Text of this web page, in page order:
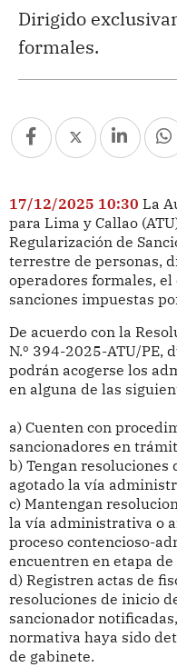
Dirigido
formales.
17/12/2025 10:30 La
para Lima y Callao
Regularización de
terrestre de personas,
operadores formales,
sanciones impuestas
De acuerdo con la
N.º 394-2025-ATU/PE,
podrán acogerse los
en alguna de las
a) Cuenten con
sancionadores en
b) Tengan resoluciones
agotado la vía
c) Mantengan
la vía administrativa o
proceso contencioso-
encuentren en etapa
d) Registren actas de
resoluciones de inicio
sancionador
normativa haya sido
de gabinete.